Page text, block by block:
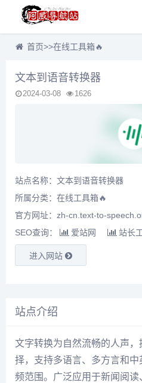
首页>>在线工具箱🔥
文本到语音转换器
2024-03-08 1626
站点名称：文本到语音转换器
所属分类： 在线工具箱🔥
官方网址：zh-cn.text-to-
SEO查询：
爱站网 站长
进入网站
站点介绍
文字转换为自然流畅的人声
择，支持多语言、多方言和
频范围。广泛应用于新闻阅读